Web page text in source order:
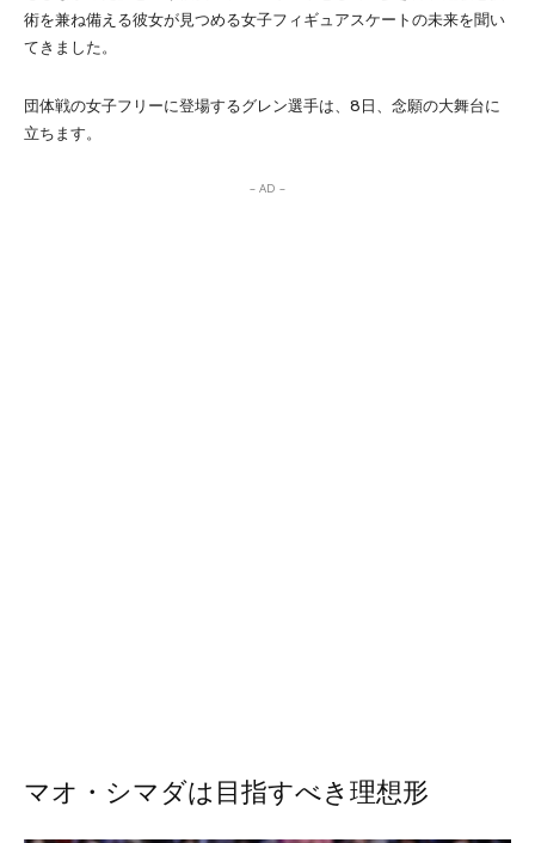
術を兼ね備える彼女が見つめる女子フィギュアスケートの未来を聞い
てきました。
団体戦の女子フリーに登場するグレン選手は、8日、念願の大舞台に
立ちます。
– AD –
マオ・シマダは目指すべき理想形